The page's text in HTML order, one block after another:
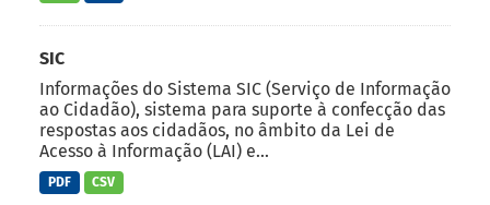
SIC
Informações do Sistema SIC (Serviço de Informação
ao Cidadão), sistema para suporte à confecção das
respostas aos cidadãos, no âmbito da Lei de
Acesso à Informação (LAI) e...
PDF CSV